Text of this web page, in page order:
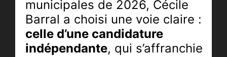
municipales de 2026, Cécile
Barral a choisi une voie claire :
celle d’une candidature
indépendante, qui s’affranchie